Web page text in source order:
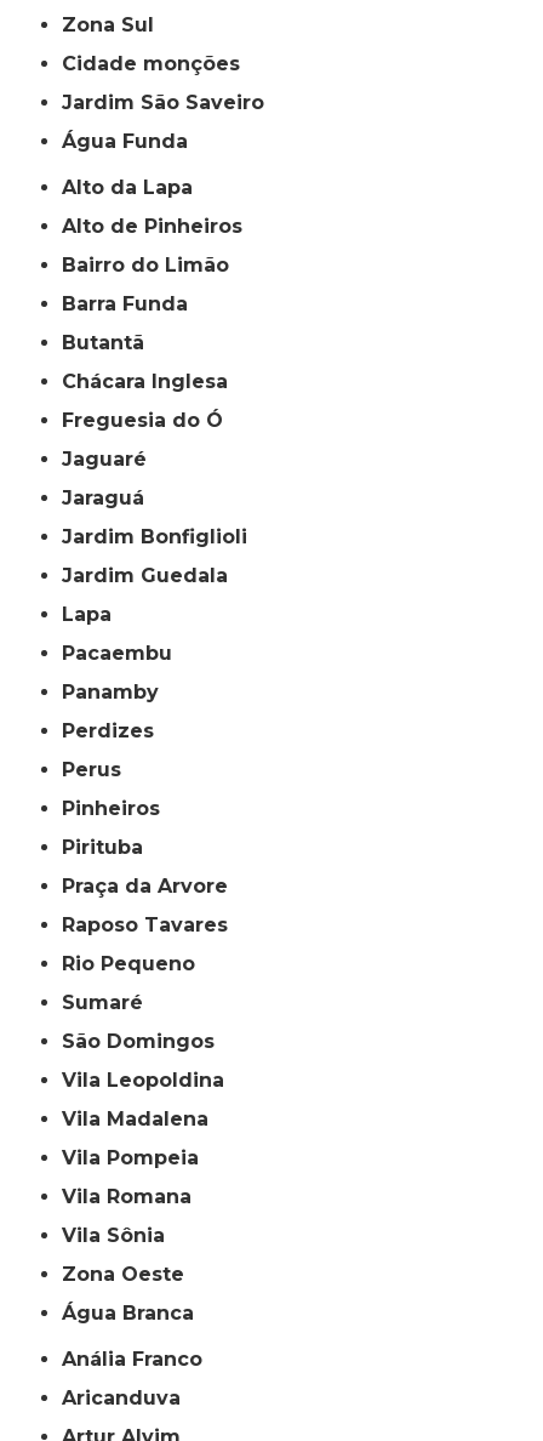
Zona Sul
cidade monções
jardim São Saveiro
Água Funda
Alto da Lapa
Alto de Pinheiros
Bairro do Limão
Barra Funda
Butantã
Chácara Inglesa
Freguesia do Ó
Jaguaré
Jaraguá
Jardim Bonfiglioli
Jardim Guedala
Lapa
Pacaembu
Panamby
Perdizes
Perus
Pinheiros
Pirituba
Praça da Arvore
Raposo Tavares
Rio Pequeno
Sumaré
São Domingos
Vila Leopoldina
Vila Madalena
Vila Pompeia
Vila Romana
Vila Sônia
Zona Oeste
Água Branca
Anália Franco
Aricanduva